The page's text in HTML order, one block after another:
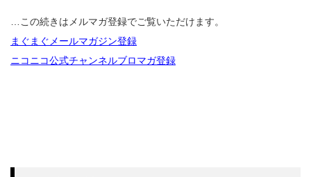
…この続きはメルマガ登録でご覧いただけます。
まぐまぐメールマガジン登録
ニコニコ公式チャンネルブロマガ登録